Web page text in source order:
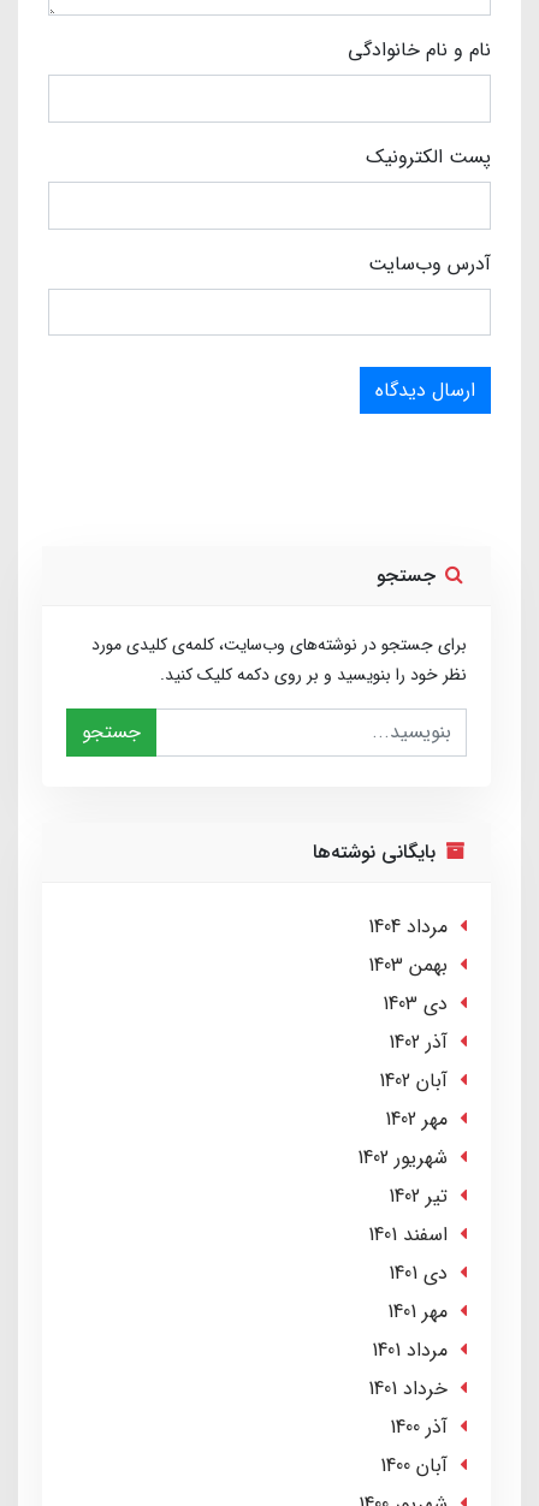
نام و نام خانوادگی
پست الکترونیک
آدرس وب‌سایت
ارسال دیدگاه
جستجو
برای جستجو در نوشته‌های وب‌سایت، کلمه‌ی کلیدی مورد
نظر خود را بنویسید و بر روی دکمه کلیک کنید.
جستجو
بایگانی نوشته‌ها
مرداد 1404
بهمن 1403
دی 1403
آذر 1402
آبان 1402
مهر 1402
شهریور 1402
تير 1402
اسفند 1401
دی 1401
مهر 1401
مرداد 1401
خرداد 1401
آذر 1400
آبان 1400